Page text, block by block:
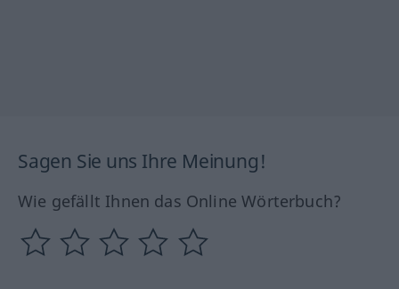
Sagen Sie uns Ihre Meinung!
Wie gefällt Ihnen das Online Wörterbuch?